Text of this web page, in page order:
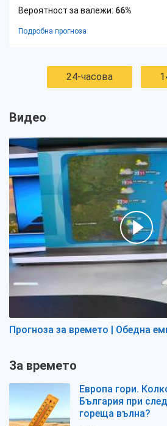
Вероятност за валежи: 66%
Подробна прогноза
24-часова
Видео
Прогноза за времето | Обедна
За времето
Европа гори.
България при
гореща вълна?